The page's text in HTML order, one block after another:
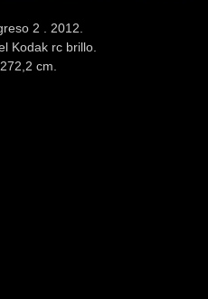
2 . 2012.
Kodak rc brillo.
cm.